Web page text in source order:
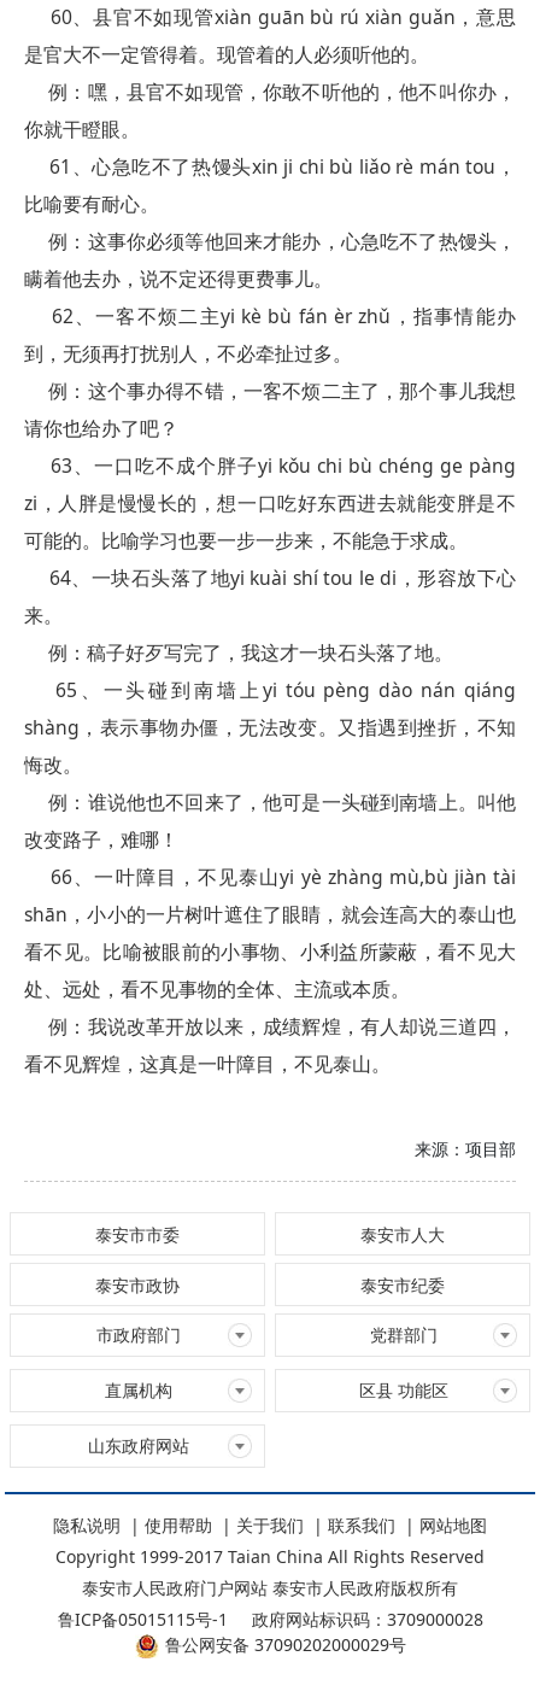
60、县官不如现管xiàn guān bù rú xiàn guǎn，意思
是官大不一定管得着。现管着的人必须听他的。
例：嘿，县官不如现管，你敢不听他的，他不叫你办，
你就干瞪眼。
61、心急吃不了热馒头xin ji chi bù liǎo rè mán tou，
比喻要有耐心。
例：这事你必须等他回来才能办，心急吃不了热馒头，
瞒着他去办，说不定还得更费事儿。
62、一客不烦二主yi kè bù fán èr zhǔ，指事情能办
到，无须再打扰别人，不必牵扯过多。
例：这个事办得不错，一客不烦二主了，那个事儿我想
请你也给办了吧？
63、一口吃不成个胖子yi kǒu chi bù chéng ge pàng
zi，人胖是慢慢长的，想一口吃好东西进去就能变胖是不
可能的。比喻学习也要一步一步来，不能急于求成。
64、一块石头落了地yi kuài shí tou le di，形容放下心
来。
例：稿子好歹写完了，我这才一块石头落了地。
65、一头碰到南墙上yi tóu pèng dào nán qiáng
shàng，表示事物办僵，无法改变。又指遇到挫折，不知
悔改。
例：谁说他也不回来了，他可是一头碰到南墙上。叫他
改变路子，难哪！
66、一叶障目，不见泰山yi yè zhàng mù,bù jiàn tài
shān，小小的一片树叶遮住了眼睛，就会连高大的泰山也
看不见。比喻被眼前的小事物、小利益所蒙蔽，看不见大
处、远处，看不见事物的全体、主流或本质。
例：我说改革开放以来，成绩辉煌，有人却说三道四，
看不见辉煌，这真是一叶障目，不见泰山。
来源： 项目部
泰安市市委 泰安市人大
泰安市政协 泰安市纪委
市政府部门 党群部门
直属机构 区县 功能区
山东政府网站
隐私说明 | 使用帮助 | 关于我们 | 联系我们 | 网站地图
Copyright 1999-2017 Taian China All Rights Reserved
泰安市人民政府门户网站 泰安市人民政府版权所有
鲁ICP备05015115号-1
政府网站标识码：3709000028
鲁公网安备 37090202000029号